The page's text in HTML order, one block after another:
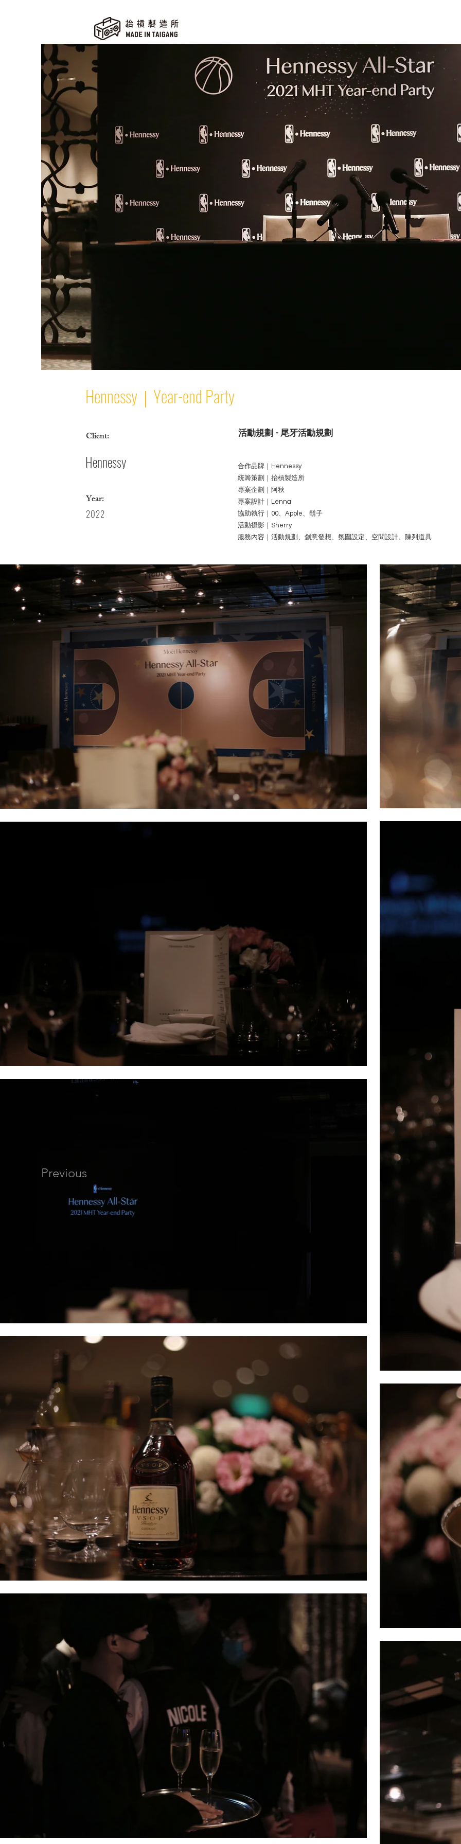
Hennessy｜Year-end Party
Client:
Hennessy
Year:
2022
活動規劃 - 尾牙活動規劃
合作品牌｜Hennessy
統籌策劃｜抬槓製造所
專案企劃｜阿秋
專案設計｜Lenna
協助執行｜00、Apple、鬍子
活動攝影｜Sherry
服務內容｜活動規劃、創意發想、氛圍設定、空間設計、陳列道具
Previous